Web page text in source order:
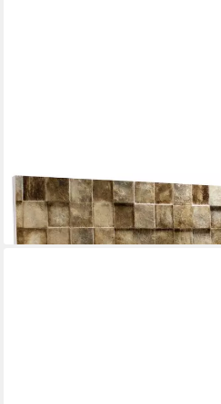
Holz
319,00 €
lieferbar - in 3-4 Werktagen bei dir